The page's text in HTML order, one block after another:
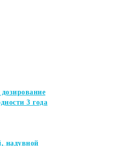
3 года
надувной